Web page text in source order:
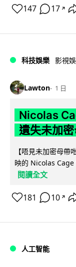
147 17 ↗
科技娛樂 影視
Lawton 1 日
Nicolas
遺失未加
【唔見未加密母
映的 Nicolas
閱讀全文
181 10 ↗
人工智能